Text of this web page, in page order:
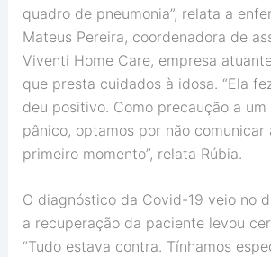
quadro de pneumonia”, relata a
Mateus Pereira, coordenadora de
Viventi Home Care, empresa
que presta cuidados à idosa. “Ela
deu positivo. Como precaução a
pânico, optamos por não comunicar
primeiro momento”, relata Rúbia.
O diagnóstico da Covid-19 veio no
a recuperação da paciente levou
“Tudo estava contra. Tínhamos